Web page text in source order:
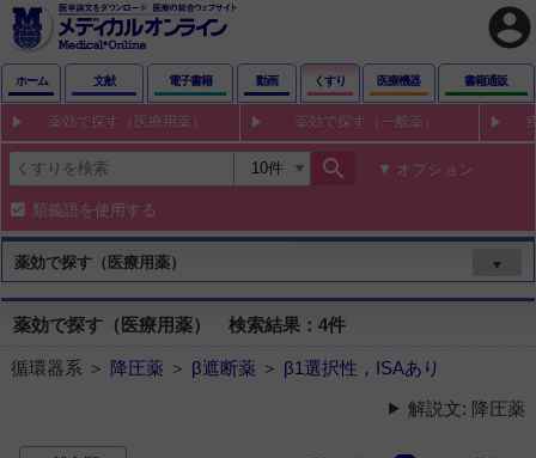
account_circle
ホーム 文献 電子書籍 動画 くすり 医療機器 書籍通販
薬効で探す（医療用薬） 薬効で探す（一般薬）
search オプション
類義語を使用する
薬効で探す（医療用薬） ▼
薬効で探す（医療用薬） 検索結果：4件
循環器系 ＞ 降圧薬 ＞ β遮断薬 ＞ β1選択性，ISAあり
解説文: 降圧薬